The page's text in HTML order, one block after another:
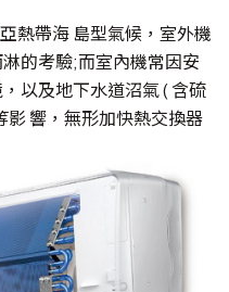
熱帶海 島型氣候，室外機
的考驗;而室內機常因安
以及地下水道沼氣 ( 含硫
影 響，無形加快熱交換器